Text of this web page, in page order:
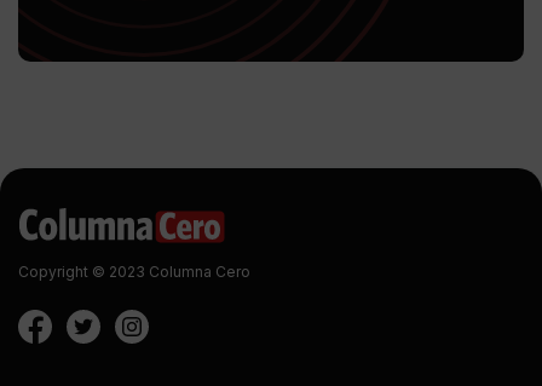
Copyright © 2023 Columna Cero